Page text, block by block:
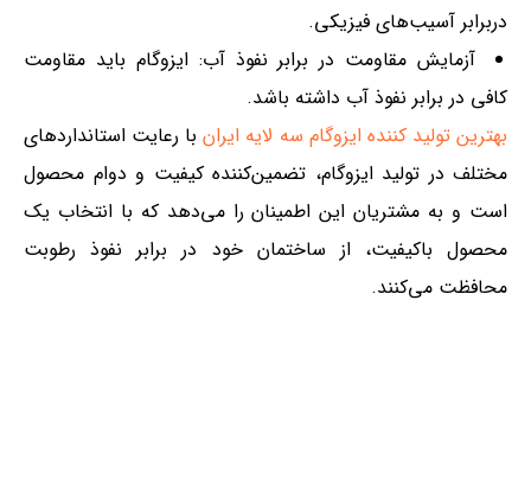
دربرابر آسیب‌های فیزیکی.
آزمایش مقاومت در برابر نفوذ آب: ایزوگام باید مقاومت
کافی در برابر نفوذ آب داشته باشد.
بهترین تولید کننده ایزوگام سه لایه ایرانبا رعایت استانداردهای
مختلف در تولید ایزوگام، تضمین‌کننده کیفیت و دوام محصول
است و به مشتریان این اطمینان را می‌دهد که با انتخاب یک
محصول باکیفیت، از ساختمان خود در برابر نفوذ رطوبت
محافظت می‌کنند.